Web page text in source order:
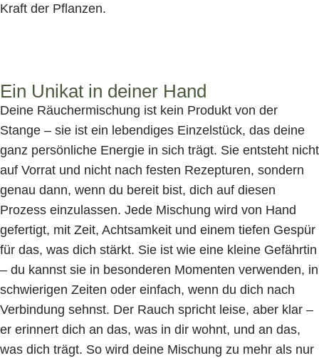
Kraft der Pflanzen.
Ein Unikat in deiner Hand
Deine Räuchermischung ist kein Produkt von der
Stange – sie ist ein lebendiges Einzelstück, das deine
ganz persönliche Energie in sich trägt. Sie entsteht nicht
auf Vorrat und nicht nach festen Rezepturen, sondern
genau dann, wenn du bereit bist, dich auf diesen
Prozess einzulassen. Jede Mischung wird von Hand
gefertigt, mit Zeit, Achtsamkeit und einem tiefen Gespür
für das, was dich stärkt. Sie ist wie eine kleine Gefährtin
– du kannst sie in besonderen Momenten verwenden, in
schwierigen Zeiten oder einfach, wenn du dich nach
Verbindung sehnst. Der Rauch spricht leise, aber klar –
er erinnert dich an das, was in dir wohnt, und an das,
was dich trägt. So wird deine Mischung zu mehr als nur